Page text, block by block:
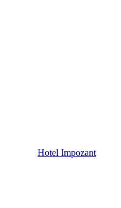
Hotel Impozant